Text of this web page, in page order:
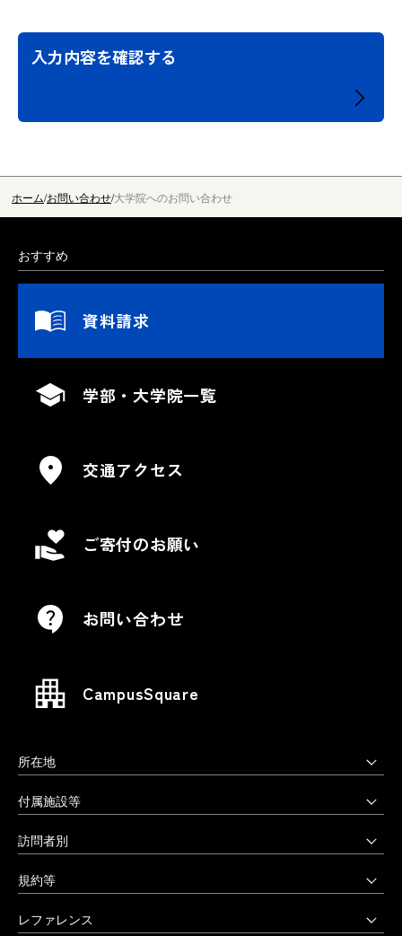
入力内容を確認する
ホーム お問い合わせ大学院へのお問い合わせ
おすすめ
資料請求
学部・大学院一覧
交通アクセス
ご寄付のお願い
お問い合わせ
CampusSquare
所在地
上野毛キャンパス
〒158-8558 東京都世田谷区上野毛3-15-34
03-3702-1141（代）
八王子キャンパス
付属施設等
多摩美術大学図書館
多摩美術大学美術館
アートテーク
アートアーカイヴセンター
訪問者別
受験生の方へ
受験上の配慮をご希望の方へ
在学生の方へ
規約等
公益通報窓口
レファレンス